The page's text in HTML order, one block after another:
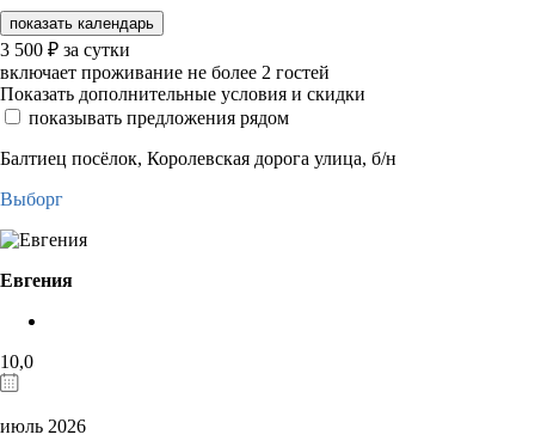
показать календарь
3 500 ₽ за сутки
включает проживание не более 2 гостей
Показать дополнительные условия и скидки
показывать предложения рядом
Балтиец посёлок, Королевская дорога улица, б/н
Выборг
Евгения
10,0
июль 2026